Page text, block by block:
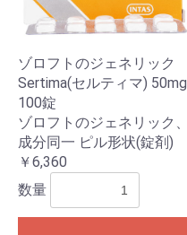
ゾロフトのジェネリック
Sertima(セルティマ) 50mg
100錠
ゾロフトのジェネリック、
成分同一 ピル形状(錠剤)
￥6,360
数量